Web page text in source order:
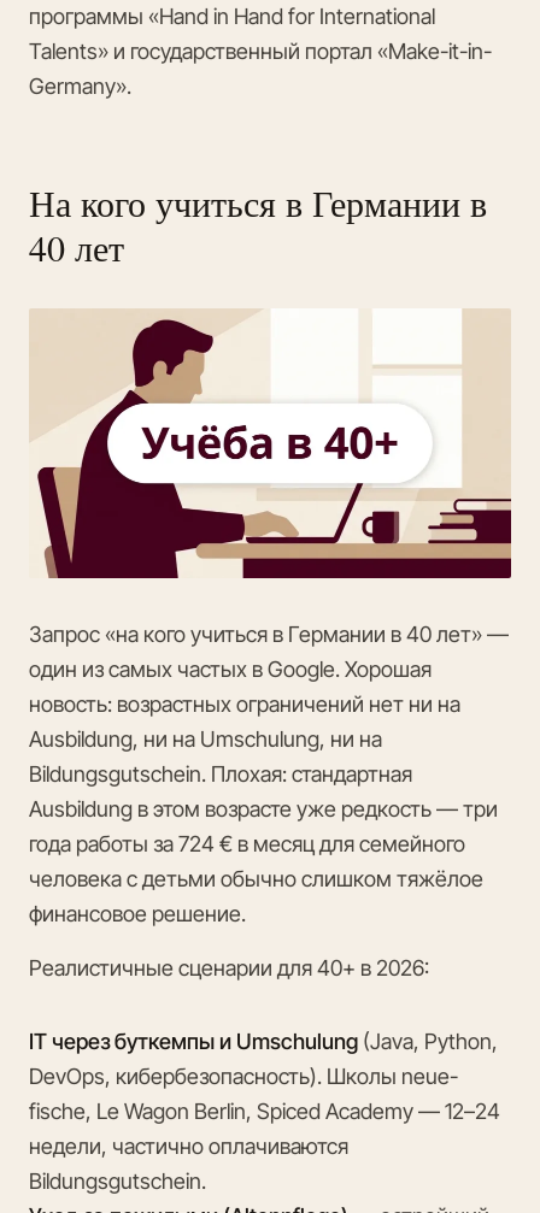
программы «Hand in Hand for International
Talents» и государственный портал «Make-it-in-
Germany».
На кого учиться в Германии в
40 лет
Запрос «на кого учиться в Германии в 40 лет» —
один из самых частых в Google. Хорошая
новость: возрастных ограничений нет ни на
Ausbildung, ни на Umschulung, ни на
Bildungsgutschein. Плохая: стандартная
Ausbildung в этом возрасте уже редкость — три
года работы за 724 € в месяц для семейного
человека с детьми обычно слишком тяжёлое
финансовое решение.
Реалистичные сценарии для 40+ в 2026:
IT через буткемпы и Umschulung (Java, Python,
DevOps, кибербезопасность). Школы neue-
fische, Le Wagon Berlin, Spiced Academy — 12–24
недели, частично оплачиваются
Bildungsgutschein.